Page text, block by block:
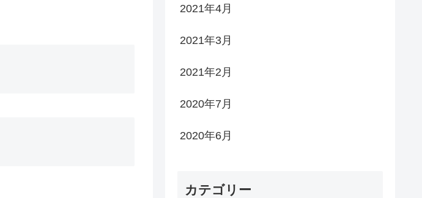
2021年4月
2021年3月
2021年2月
2020年7月
2020年6月
カテゴリー